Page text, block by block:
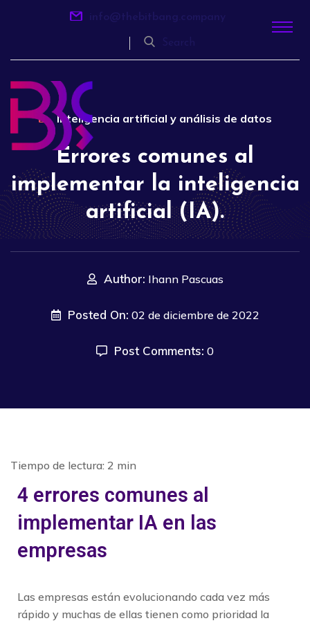
info@thebitbang.company
Search
Inteligencia artificial y análisis de datos
Errores comunes al
implementar la inteligencia
artificial (IA).
Author: Ihann Pascuas
Posted On: 02 de diciembre de 2022
Post Comments: 0
4 errores comunes al
implementar IA en las
empresas
Las empresas están evolucionando cada vez más
rápido y muchas de ellas tienen como prioridad la